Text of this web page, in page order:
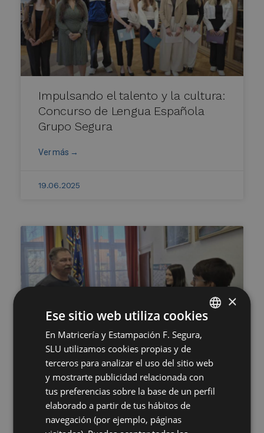
Impulsando el talento y la cultura:
Concurso de Lengua Española
Grupo Segura
Ver más →
19.06.2025
Grupo Segura premia el talento
joven en Hungría con la entrega
de las Becas Segura en Szolnok
SPANISH
ENGLISH
HUNGARIAN
×
Ese sitio web utiliza cookies
En Matricería y Estampación F. Segura,
SLU utilizamos cookies propias y de
terceros para analizar el uso del sitio web
y mostrarte publicidad relacionada con
tus preferencias sobre la base de un perfil
elaborado a partir de tus hábitos de
navegación (por ejemplo, páginas